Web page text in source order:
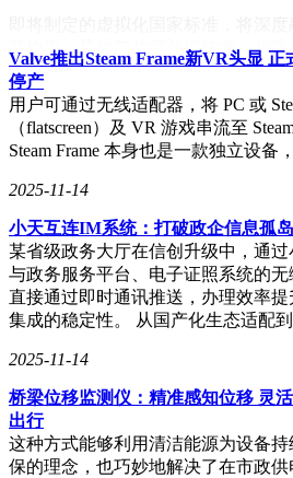
能协议、异构芯片等前沿技术，构
这一标准将为虚拟化产品的研发、选
有力推动金融、党政、医疗等关键领
安全升级。
会议下午，与会者围绕金融行业建云
入研讨。报告聚焦政策、技术、业
建云用云中的典型问题与最佳实践
用、业务系统技术栈及未来展望等
时，会议宣布将高质量推进《金融
虚拟化与AI实践应用》的撰写工作
标准深度协同，为金融业“建云用云”
术标准。
在智算重塑产业格局的当下，核心基
已成为科技自立自强的关键支撑。云
编制工作，彰显了国产厂商的技术
算产业健康、有序发展的重要举措
Valve推出Steam Frame新VR头显
停产
用户可通过无线适配器，将 PC 或
（flatscreen）及 VR 游戏串流至
Steam Frame 本身也是一款独立设
2025-11-14
小天互连IM系统：打破政企信息孤
某省级政务大厅在信创升级中，通
与政务服务平台、电子证照系统的
直接通过即时通讯推送，办理效率
集成的稳定性。 从国产化生态适配
2025-11-14
桥梁位移监测仪：精准感知位移 灵
出行
这种方式能够利用清洁能源为设备
保的理念，也巧妙地解决了在市政